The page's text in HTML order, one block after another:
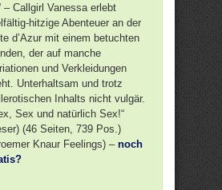
– Callgirl Vanessa erlebt
hitzige Abenteuer an der
d’Azur mit einem betuchten
der auf manche
und Verkleidungen
Unterhaltsam und trotz
Inhalts nicht vulgär.
Sex und natürlich Sex!“
(46 Seiten, 739 Pos.)
Knaur Feelings) – noch